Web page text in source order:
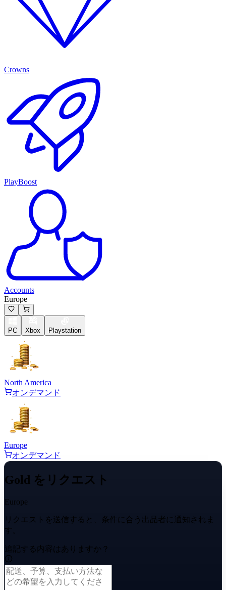
Crowns
PlayBoost
Accounts
Europe
PC Xbox Playstation
North America
オンデマンド
Europe
オンデマンド
Gold をリクエスト
Europe
リクエストを送信すると、条件に合う出品者に通知されま
す。
追記する内容はありますか？